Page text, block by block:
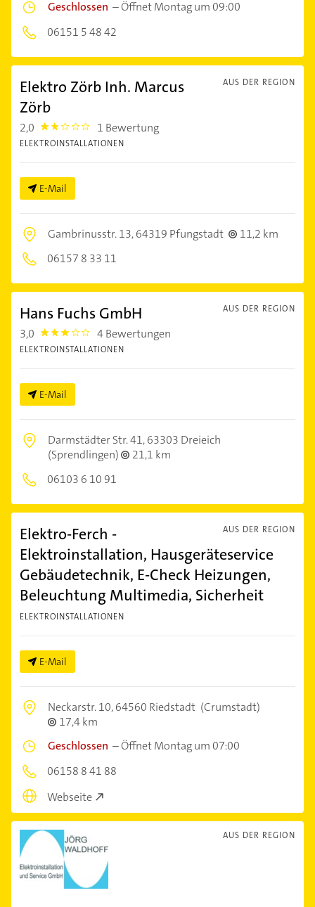
Geschlossen –Öffnet Montag um 09:00
06151 5 48 42
AUS DER REGION
Elektro Zörb Inh. Marcus
Zörb
2,0 2.0 1 Bewertung
ELEKTROINSTALLATIONEN
E-Mail
Gambrinusstr. 13,64319 Pfungstadt
11,2 km
06157 8 33 11
AUS DER REGION
Hans Fuchs GmbH
3,0 3.0 4 Bewertungen
ELEKTROINSTALLATIONEN
E-Mail
Darmstädter Str. 41,63303 Dreieich
(Sprendlingen)
21,1 km
06103 6 10 91
AUS DER REGION
Elektro-Ferch -
Elektroinstallation, Hausgeräteservice
Gebäudetechnik, E-Check Heizungen,
Beleuchtung Multimedia, Sicherheit
ELEKTROINSTALLATIONEN
E-Mail
Neckarstr. 10,64560 Riedstadt (Crumstadt)
17,4 km
Geschlossen –Öffnet Montag um 07:00
06158 8 41 88
Webseite
AUS DER REGION